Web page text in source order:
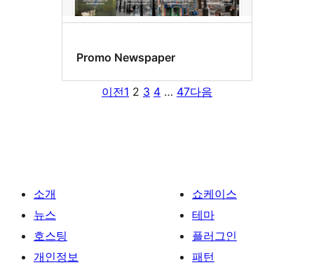
Promo Newspaper
이전1 2 3 4 … 47다음
소개
뉴스
호스팅
개인정보
쇼케이스
테마
플러그인
패턴